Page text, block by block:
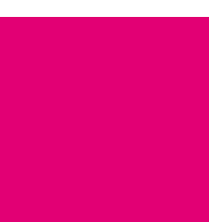
Tab geöffnet)
in einem neuen Tab geöffnet)